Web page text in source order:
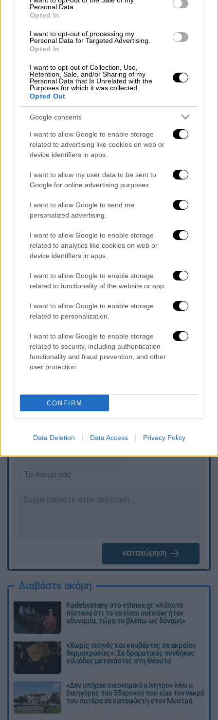
Personal Data.
Opted In
I want to opt-out of processing my
Personal Data for Targeted Advertising.
Opted In
I want to opt-out of Collection, Use,
Retention, Sale, and/or Sharing of my
Personal Data that Is Unrelated with the
Purposes for which it was collected.
Opted Out
Google consents
I want to allow Google to enable storage
related to advertising like cookies on web or
device identifiers in apps.
I want to allow my user data to be sent to
Google for online advertising purposes.
I want to allow Google to send me
personalized advertising.
I want to allow Google to enable storage
related to analytics like cookies on web or
device identifiers in apps.
I want to allow Google to enable storage
related to functionality of the website or app.
I want to allow Google to enable storage
related to personalization.
I want to allow Google to enable storage
related to security, including authentication
functionality and fraud prevention, and other
user protection.
CONFIRM
Data Deletion Data Access Privacy Policy
και το μεσημέρι ο υδράργυρος θα φτάσει και
στους 26 βαθμούς
συναντάμε τουλάχιστον μέχρι την
Παρασκευή.
Ο καιρός σε Αττική και Θεσσαλονίκη
Στην Αττικήκυριαρχεί η ηλιοφάνεια αν και
σύννεφα προς το απόγευμα στην ορεινή
ημιορεινή ζώνη. Στο πεδίο των ανέμων,
επικρατούν από βόρειες διευθύνσεις με
ένταση κοντά στα 5 μποφόρ ενώ
θερμοκρασία θα φτάσει έως και τους 26
βαθμούς.
Στη Θεσσαλονίκη, η μέρα ξεκινά με πολύ
καλές καιρικές συνθήκες. Δεν αποκλείεται
αργά το απόγευμα να δούμε κάποιους
όμβρους στα βουνά του νομού, όπου σήμερα
επικρατεί Βαρδάρης με μέτριες και τοπικά
τους 25 βαθμούς.
Τα σχολιά σας δημοσιεύονται άμεσα με δική σας ευθύνη. Το
καταχώρηση
Διαβάστε ακόμη
Kadebostany στο ethnos.gr: «Κάποτε
πίστευα ότι το να είσαι outsider ήταν
αδυναμία, τώρα το βλέπω ως δύναμη»
«Χωρίς σκηνές και κουβέρτες σε ακραίες
θερμοκρασίες»: Σε δραματικές συνθήκες
χιλιάδες μετανάστες στη Θέουτα
«Δεν υπήρχε οικονομικό κίνητρο» λέει ο
δικηγόρος του 55χρονου που είχε τον νεκρό
του πατέρα σε καταψύκτη στον Μυστρά